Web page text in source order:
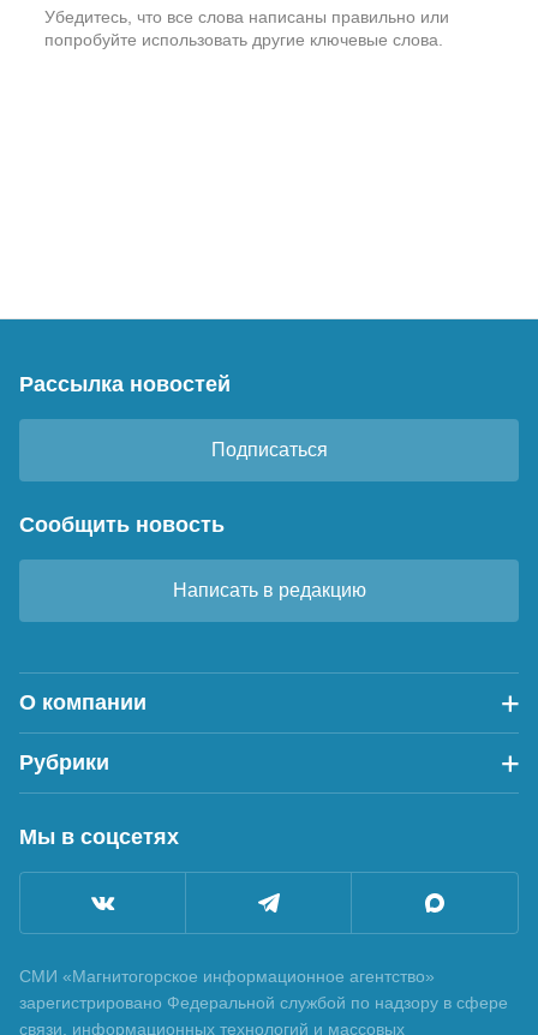
Убедитесь, что все слова написаны правильно или
попробуйте использовать другие ключевые слова.
Рассылка новостей
Подписаться
Сообщить новость
Написать в редакцию
О компании
Рубрики
Мы в соцсетях
СМИ «Магнитогорское информационное агентство»
зарегистрировано Федеральной службой по надзору в сфере
связи, информационных технологий и массовых